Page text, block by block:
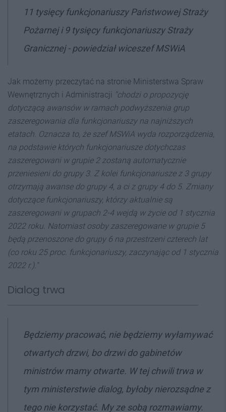
11 tysięcy funkcjonariuszy Państwowej Straży
Pożarnej i 9 tysięcy funkcjonariuszy Straży
Granicznej - powiedział wiceszef MSWiA
Jak możemy przeczytać na stronie Ministerstwa Spraw
Wewnętrznych i Administracji "chodzi o propozycję
dotyczącą awansów w ramach podwyższenia grup
zaszeregowania dla funkcjonariuszy na najniższych
etatach. Oznacza to, że szef MSWiA wyda rozporządzenia,
na podstawie których funkcjonariusze dotychczas
zaszeregowani w grupie 2 zostaną automatycznie
przeniesieni do grupy 3. Z kolei funkcjonariusze z 3 grupy
otrzymają awanse do grupy 4, a ci z grupy 4 do 5. Zmiany
dotyczące funkcjonariuszy, którzy aktualnie są
zaszeregowani w grupach 2-4 wejdą w życie od 1 stycznia
2022 roku. Natomiast osoby zaszeregowane w grupie 5
będą przenoszone do grupy 6 na przestrzeni czterech lat
(co roku 25 proc. funkcjonariuszy, zaczynając od 1 stycznia
2022 r.)."
Dialog trwa
Będziemy pracować, nie będziemy wyłamywać
otwartych drzwi, bo drzwi do gabinetów
ministrów mamy otwarte. W tej chwili trwa w
tym ministerstwie dialog, byłoby nierozsądne z
tego nie korzystać. My ze sobą rozmawiamy.